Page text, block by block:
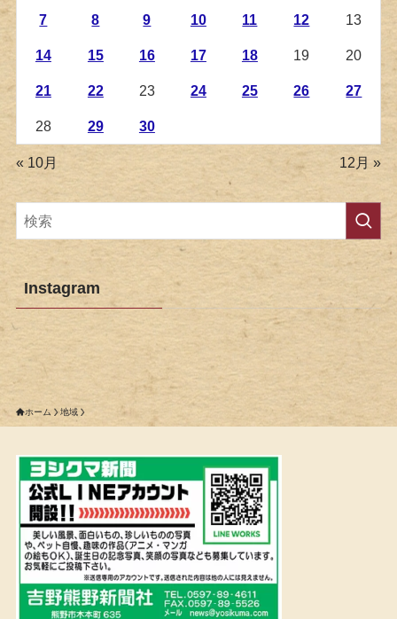
7 8 9 10 11 12 13
14 15 16 17 18 19 20
21 22 23 24 25 26 27
28 29 30
« 10月 12月 »
Instagram
ホーム 地域